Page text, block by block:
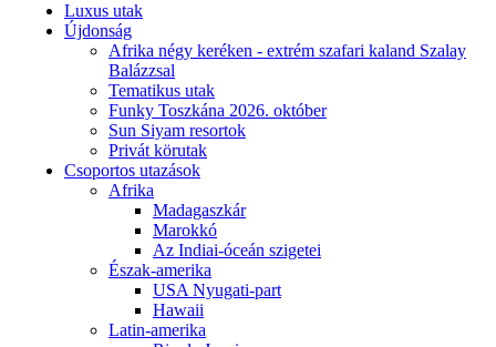
Luxus utak
Újdonság
Afrika négy keréken - extrém szafari kaland Szalay
Balázzsal
Tematikus utak
Funky Toszkána 2026. október
Sun Siyam resortok
Privát körutak
Csoportos utazások
Afrika
Madagaszkár
Marokkó
Az Indiai-óceán szigetei
Észak-amerika
USA Nyugati-part
Hawaii
Latin-amerika